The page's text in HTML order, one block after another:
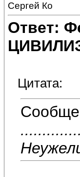
Сергей Ко
Ответ:
Цитата: